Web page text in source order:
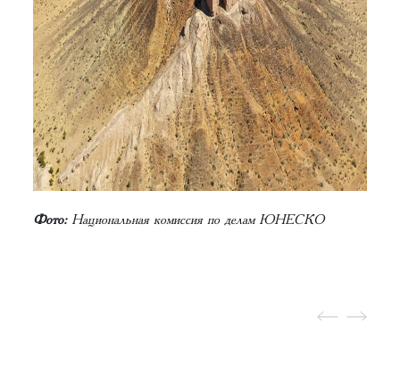
Фото:Национальная комиссия по делам ЮНЕСКО